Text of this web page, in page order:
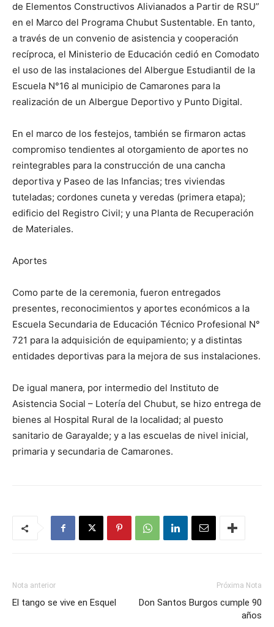
de Elementos Constructivos Alivianados a Partir de RSU”
en el Marco del Programa Chubut Sustentable. En tanto,
a través de un convenio de asistencia y cooperación
recíproca, el Ministerio de Educación cedió en Comodato
el uso de las instalaciones del Albergue Estudiantil de la
Escuela N°16 al municipio de Camarones para la
realización de un Albergue Deportivo y Punto Digital.
En el marco de los festejos, también se firmaron actas
compromiso tendientes al otorgamiento de aportes no
reintegrables para la construcción de una cancha
deportiva y Paseo de las Infancias; tres viviendas
tuteladas; cordones cuneta y veredas (primera etapa);
edificio del Registro Civil; y una Planta de Recuperación
de Materiales.
Aportes
Como parte de la ceremonia, fueron entregados
presentes, reconocimientos y aportes económicos a la
Escuela Secundaria de Educación Técnico Profesional N°
721 para la adquisición de equipamiento; y a distintas
entidades deportivas para la mejora de sus instalaciones.
De igual manera, por intermedio del Instituto de
Asistencia Social – Lotería del Chubut, se hizo entrega de
bienes al Hospital Rural de la localidad; al puesto
sanitario de Garayalde; y a las escuelas de nivel inicial,
primaria y secundaria de Camarones.
Nota anterior
El tango se vive en Esquel
Próxima Nota
Don Santos Burgos cumple 90
años